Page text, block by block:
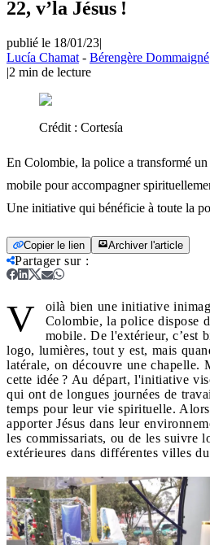
22, v’la Jésus !
publié le 18/01/23|
Lucía Chamat - Bérengère Dommaigné
|2 min de lecture
Crédit : Cortesía
En Colombie, la police a transformé
mobile pour accompagner
Une initiative qui bénéficie à toute la
Copier le lien Archiver l'article
Partager sur:
V
oilà bien une initiative
Colombie, la police dispose
mobile. De l'extérieur, c’est
logo, lumières, tout y est, mais
latérale, on découvre une chapelle.
cette idée ? Au départ, l'initiative
qui ont de longues journées de
temps pour leur vie spirituelle.
apporter Jésus dans leur
les commissariats, ou de les suivre
extérieures dans différentes villes